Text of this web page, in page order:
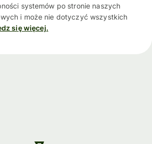
systemów po stronie naszych
i może nie dotyczyć wszystkich
się więcej.